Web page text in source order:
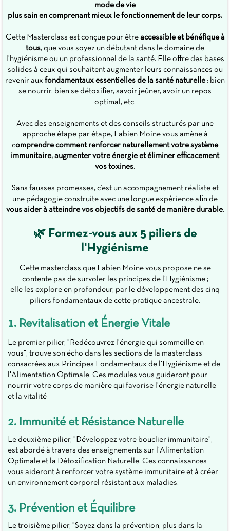
mode de vie
plus sain en comprenant mieux le fonctionnement de leur corps.
Cette Masterclass est conçue pour être accessible et bénéfique à
tous, que vous soyez un débutant dans le domaine de
l'hygiénisme ou un professionnel de la santé. Elle offre des bases
solides à ceux qui souhaitent augmenter leurs connaissances ou
revenir aux fondamentaux essentielles de la santé naturelle: bien
se nourrir, bien se détoxifier, savoir jeûner, avoir un repos
optimal, etc.
Avec des enseignements et des conseils structurés par une
approche étape par étape, Fabien Moine vous amène à
comprendre comment renforcer naturellement votre système
immunitaire, augmenter votre énergie et éliminer efficacement
vos toxines.
Sans fausses promesses, c’est un accompagnement réaliste et
une pédagogie construite avec une longue expérience afin de
vous aider à atteindre vos objectifs de santé de manière durable.
🌿 Formez-vous aux 5 piliers de
l'Hygiénisme
Cette masterclass que Fabien Moine vous propose ne se
contente pas de survoler les principes de l'Hygiénisme ;
elle les explore en profondeur, par le développement des cinq
piliers fondamentaux de cette pratique ancestrale.
1. Revitalisation et Énergie Vitale
Le premier pilier, "Redécouvrez l'énergie qui sommeille en
vous", trouve son écho dans les sections de la masterclass
consacrées aux Principes Fondamentaux de l'Hygiénisme et de
l'Alimentation Optimale. Ces modules vous guideront pour
nourrir votre corps de manière qui favorise l'énergie naturelle
et la vitalité
2. Immunité et Résistance Naturelle
Le deuxième pilier, "Développez votre bouclier immunitaire",
est abordé à travers des enseignements sur l'Alimentation
Optimale et la Détoxification Naturelle. Ces connaissances
vous aideront à renforcer votre système immunitaire et à créer
un environnement corporel résistant aux maladies.
3. Prévention et Équilibre
Le troisième pilier, "Soyez dans la prévention, plus dans la